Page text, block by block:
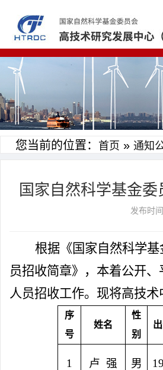
您当前的位置： 首页 » 通知
国家自然科学基金
发布时
根据《国家自然科学
员招收简章》，本着公开
人员招收工作。现将高技
序
号
姓名
性
别
1 卢 强 男